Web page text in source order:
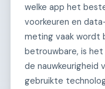
welke app het
voorkeuren en
meting vaak wordt
betrouwbare, is
de nauwkeurigheid
gebruikte